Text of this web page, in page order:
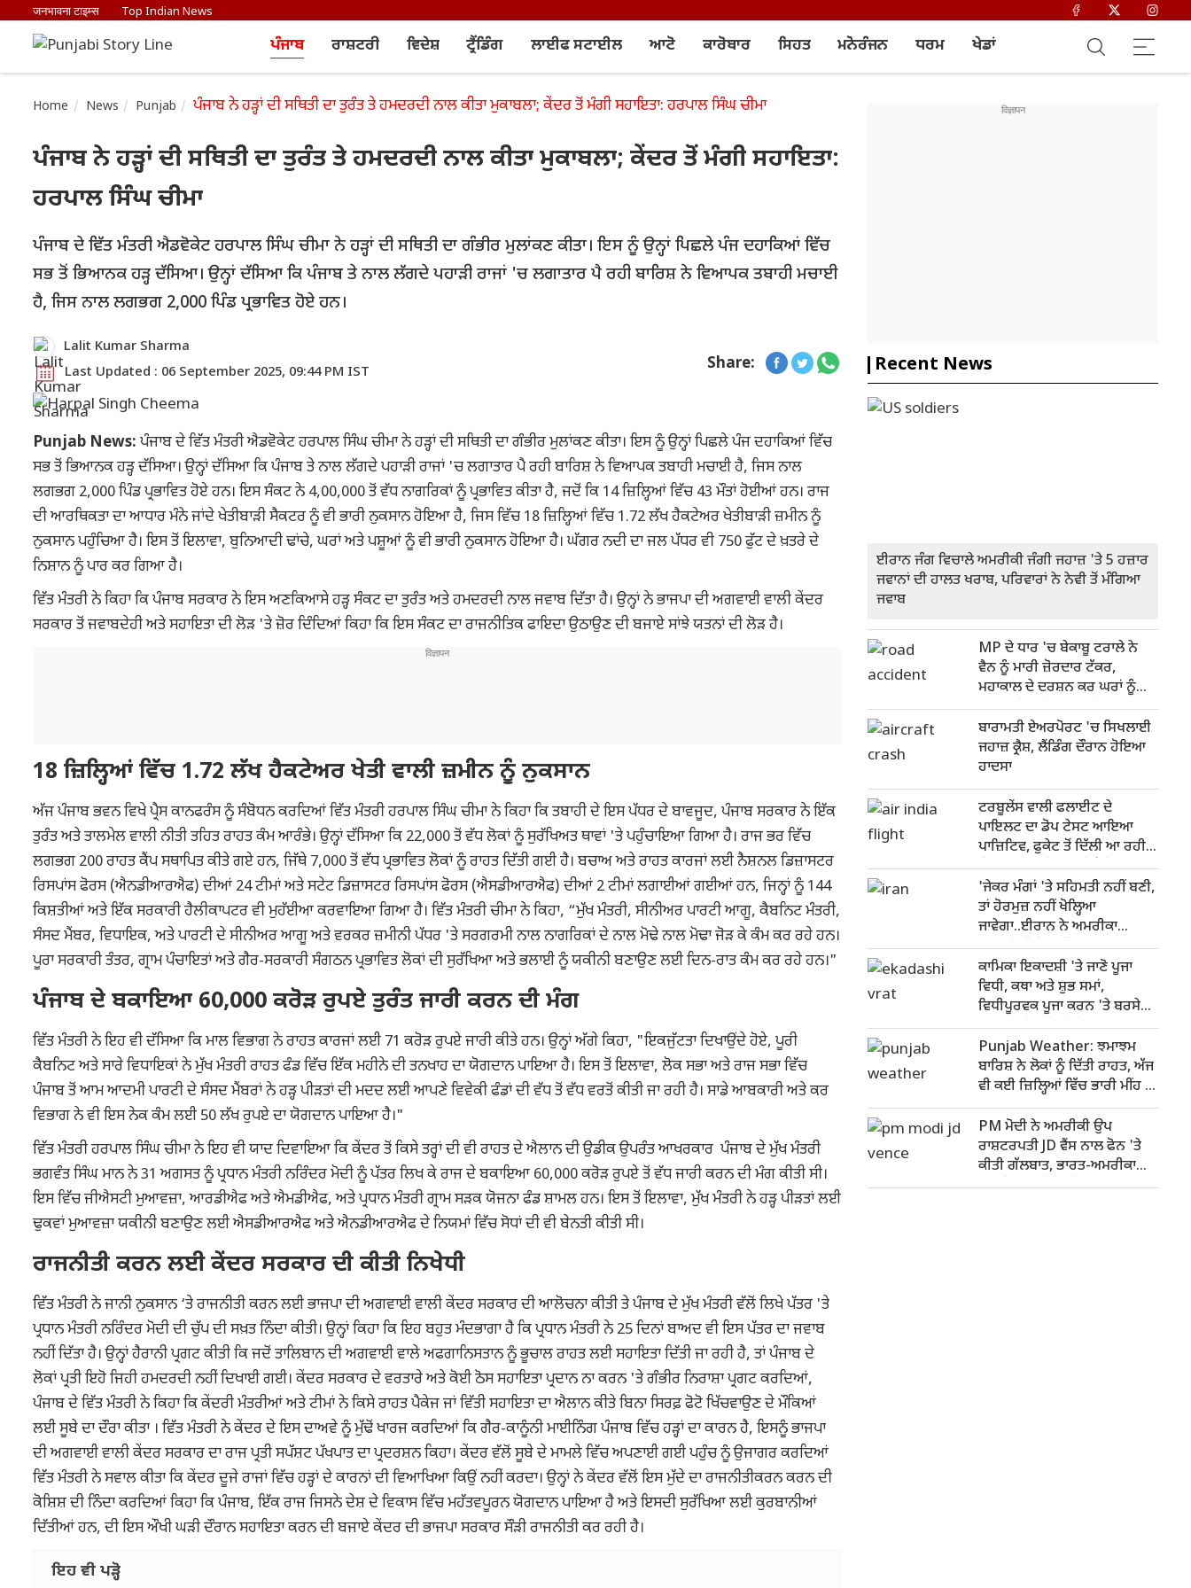
जनभावना टाइम्स Top Indian News
ਪੰਜਾਬ ਰਾਸ਼ਟਰੀ ਵਿਦੇਸ਼ ਟ੍ਰੈਂਡਿੰਗ ਲਾਈਫ ਸਟਾਈਲ ਆਟੋ ਕਾਰੋਬਾਰ ਸਿਹਤ ਮਨੋਰੰਜਨ ਧਰਮ ਖੇਡਾਂ
Home News Punjab ਪੰਜਾਬ ਨੇ ਹੜ੍ਹਾਂ ਦੀ ਸਥਿਤੀ ਦਾ ਤੁਰੰਤ ਤੇ ਹਮਦਰਦੀ ਨਾਲ ਕੀਤਾ ਮੁਕਾਬਲਾ; ਕੇਂਦਰ ਤੋਂ ਮੰਗੀ ਸਹਾਇਤਾ: ਹਰਪਾਲ ਸਿੰਘ ਚੀਮਾ
ਪੰਜਾਬ ਨੇ ਹੜ੍ਹਾਂ ਦੀ ਸਥਿਤੀ ਦਾ ਤੁਰੰਤ ਤੇ ਹਮਦਰਦੀ ਨਾਲ ਕੀਤਾ ਮੁਕਾਬਲਾ; ਕੇਂਦਰ ਤੋਂ ਮੰਗੀ ਸਹਾਇਤਾ:
ਹਰਪਾਲ ਸਿੰਘ ਚੀਮਾ
ਪੰਜਾਬ ਦੇ ਵਿੱਤ ਮੰਤਰੀ ਐਡਵੋਕੇਟ ਹਰਪਾਲ ਸਿੰਘ ਚੀਮਾ ਨੇ ਹੜ੍ਹਾਂ ਦੀ ਸਥਿਤੀ ਦਾ ਗੰਭੀਰ ਮੁਲਾਂਕਣ ਕੀਤਾ। ਇਸ ਨੂੰ ਉਨ੍ਹਾਂ ਪਿਛਲੇ ਪੰਜ ਦਹਾਕਿਆਂ ਵਿੱਚ
ਸਭ ਤੋਂ ਭਿਆਨਕ ਹੜ੍ਹ ਦੱਸਿਆ। ਉਨ੍ਹਾਂ ਦੱਸਿਆ ਕਿ ਪੰਜਾਬ ਤੇ ਨਾਲ ਲੱਗਦੇ ਪਹਾੜੀ ਰਾਜਾਂ 'ਚ ਲਗਾਤਾਰ ਪੈ ਰਹੀ ਬਾਰਿਸ਼ ਨੇ ਵਿਆਪਕ ਤਬਾਹੀ ਮਚਾਈ
ਹੈ, ਜਿਸ ਨਾਲ ਲਗਭਗ 2,000 ਪਿੰਡ ਪ੍ਰਭਾਵਿਤ ਹੋਏ ਹਨ।
Lalit Kumar Sharma
Last Updated : 06 September 2025, 09:44 PM IST
Share:
Punjab News: ਪੰਜਾਬ ਦੇ ਵਿੱਤ ਮੰਤਰੀ ਐਡਵੋਕੇਟ ਹਰਪਾਲ ਸਿੰਘ ਚੀਮਾ ਨੇ ਹੜ੍ਹਾਂ ਦੀ ਸਥਿਤੀ ਦਾ ਗੰਭੀਰ ਮੁਲਾਂਕਣ ਕੀਤਾ। ਇਸ ਨੂੰ ਉਨ੍ਹਾਂ ਪਿਛਲੇ ਪੰਜ ਦਹਾਕਿਆਂ ਵਿੱਚ
ਸਭ ਤੋਂ ਭਿਆਨਕ ਹੜ੍ਹ ਦੱਸਿਆ। ਉਨ੍ਹਾਂ ਦੱਸਿਆ ਕਿ ਪੰਜਾਬ ਤੇ ਨਾਲ ਲੱਗਦੇ ਪਹਾੜੀ ਰਾਜਾਂ 'ਚ ਲਗਾਤਾਰ ਪੈ ਰਹੀ ਬਾਰਿਸ਼ ਨੇ ਵਿਆਪਕ ਤਬਾਹੀ ਮਚਾਈ ਹੈ, ਜਿਸ ਨਾਲ
ਲਗਭਗ 2,000 ਪਿੰਡ ਪ੍ਰਭਾਵਿਤ ਹੋਏ ਹਨ। ਇਸ ਸੰਕਟ ਨੇ 4,00,000 ਤੋਂ ਵੱਧ ਨਾਗਰਿਕਾਂ ਨੂੰ ਪ੍ਰਭਾਵਿਤ ਕੀਤਾ ਹੈ, ਜਦੋਂ ਕਿ 14 ਜ਼ਿਲ੍ਹਿਆਂ ਵਿੱਚ 43 ਮੌਤਾਂ ਹੋਈਆਂ ਹਨ। ਰਾਜ
ਦੀ ਆਰਥਿਕਤਾ ਦਾ ਆਧਾਰ ਮੰਨੇ ਜਾਂਦੇ ਖੇਤੀਬਾੜੀ ਸੈਕਟਰ ਨੂੰ ਵੀ ਭਾਰੀ ਨੁਕਸਾਨ ਹੋਇਆ ਹੈ, ਜਿਸ ਵਿੱਚ 18 ਜ਼ਿਲ੍ਹਿਆਂ ਵਿੱਚ 1.72 ਲੱਖ ਹੈਕਟੇਅਰ ਖੇਤੀਬਾੜੀ ਜ਼ਮੀਨ ਨੂੰ
ਨੁਕਸਾਨ ਪਹੁੰਚਿਆ ਹੈ। ਇਸ ਤੋਂ ਇਲਾਵਾ, ਬੁਨਿਆਦੀ ਢਾਂਚੇ, ਘਰਾਂ ਅਤੇ ਪਸ਼ੂਆਂ ਨੂੰ ਵੀ ਭਾਰੀ ਨੁਕਸਾਨ ਹੋਇਆ ਹੈ। ਘੱਗਰ ਨਦੀ ਦਾ ਜਲ ਪੱਧਰ ਵੀ 750 ਫੁੱਟ ਦੇ ਖ਼ਤਰੇ ਦੇ
ਨਿਸ਼ਾਨ ਨੂੰ ਪਾਰ ਕਰ ਗਿਆ ਹੈ।
ਵਿੱਤ ਮੰਤਰੀ ਨੇ ਕਿਹਾ ਕਿ ਪੰਜਾਬ ਸਰਕਾਰ ਨੇ ਇਸ ਅਣਕਿਆਸੇ ਹੜ੍ਹ ਸੰਕਟ ਦਾ ਤੁਰੰਤ ਅਤੇ ਹਮਦਰਦੀ ਨਾਲ ਜਵਾਬ ਦਿੱਤਾ ਹੈ। ਉਨ੍ਹਾਂ ਨੇ ਭਾਜਪਾ ਦੀ ਅਗਵਾਈ ਵਾਲੀ ਕੇਂਦਰ
ਸਰਕਾਰ ਤੋਂ ਜਵਾਬਦੇਹੀ ਅਤੇ ਸਹਾਇਤਾ ਦੀ ਲੋੜ 'ਤੇ ਜ਼ੋਰ ਦਿੰਦਿਆਂ ਕਿਹਾ ਕਿ ਇਸ ਸੰਕਟ ਦਾ ਰਾਜਨੀਤਿਕ ਫਾਇਦਾ ਉਠਾਉਣ ਦੀ ਬਜਾਏ ਸਾਂਝੇ ਯਤਨਾਂ ਦੀ ਲੋੜ ਹੈ।
18 ਜ਼ਿਲ੍ਹਿਆਂ ਵਿੱਚ 1.72 ਲੱਖ ਹੈਕਟੇਅਰ ਖੇਤੀ ਵਾਲੀ ਜ਼ਮੀਨ ਨੂੰ ਨੁਕਸਾਨ
ਅੱਜ ਪੰਜਾਬ ਭਵਨ ਵਿਖੇ ਪ੍ਰੈਸ ਕਾਨਫਰੰਸ ਨੂੰ ਸੰਬੋਧਨ ਕਰਦਿਆਂ ਵਿੱਤ ਮੰਤਰੀ ਹਰਪਾਲ ਸਿੰਘ ਚੀਮਾ ਨੇ ਕਿਹਾ ਕਿ ਤਬਾਹੀ ਦੇ ਇਸ ਪੱਧਰ ਦੇ ਬਾਵਜੂਦ, ਪੰਜਾਬ ਸਰਕਾਰ ਨੇ ਇੱਕ
ਤੁਰੰਤ ਅਤੇ ਤਾਲਮੇਲ ਵਾਲੀ ਨੀਤੀ ਤਹਿਤ ਰਾਹਤ ਕੰਮ ਆਰੰਭੇ। ਉਨ੍ਹਾਂ ਦੱਸਿਆ ਕਿ 22,000 ਤੋਂ ਵੱਧ ਲੋਕਾਂ ਨੂੰ ਸੁਰੱਖਿਅਤ ਥਾਵਾਂ 'ਤੇ ਪਹੁੰਚਾਇਆ ਗਿਆ ਹੈ। ਰਾਜ ਭਰ ਵਿੱਚ
ਲਗਭਗ 200 ਰਾਹਤ ਕੈਂਪ ਸਥਾਪਿਤ ਕੀਤੇ ਗਏ ਹਨ, ਜਿੱਥੇ 7,000 ਤੋਂ ਵੱਧ ਪ੍ਰਭਾਵਿਤ ਲੋਕਾਂ ਨੂੰ ਰਾਹਤ ਦਿੱਤੀ ਗਈ ਹੈ। ਬਚਾਅ ਅਤੇ ਰਾਹਤ ਕਾਰਜਾਂ ਲਈ ਨੈਸ਼ਨਲ ਡਿਜ਼ਾਸਟਰ
ਰਿਸਪਾਂਸ ਫੋਰਸ (ਐਨਡੀਆਰਐਫ) ਦੀਆਂ 24 ਟੀਮਾਂ ਅਤੇ ਸਟੇਟ ਡਿਜ਼ਾਸਟਰ ਰਿਸਪਾਂਸ ਫੋਰਸ (ਐਸਡੀਆਰਐਫ) ਦੀਆਂ 2 ਟੀਮਾਂ ਲਗਾਈਆਂ ਗਈਆਂ ਹਨ, ਜਿਨ੍ਹਾਂ ਨੂੰ 144
ਕਿਸ਼ਤੀਆਂ ਅਤੇ ਇੱਕ ਸਰਕਾਰੀ ਹੈਲੀਕਾਪਟਰ ਵੀ ਮੁਹੱਈਆ ਕਰਵਾਇਆ ਗਿਆ ਹੈ। ਵਿੱਤ ਮੰਤਰੀ ਚੀਮਾ ਨੇ ਕਿਹਾ, “ਮੁੱਖ ਮੰਤਰੀ, ਸੀਨੀਅਰ ਪਾਰਟੀ ਆਗੂ, ਕੈਬਨਿਟ ਮੰਤਰੀ,
ਸੰਸਦ ਮੈਂਬਰ, ਵਿਧਾਇਕ, ਅਤੇ ਪਾਰਟੀ ਦੇ ਸੀਨੀਅਰ ਆਗੂ ਅਤੇ ਵਰਕਰ ਜ਼ਮੀਨੀ ਪੱਧਰ 'ਤੇ ਸਰਗਰਮੀ ਨਾਲ ਨਾਗਰਿਕਾਂ ਦੇ ਨਾਲ ਮੋਢੇ ਨਾਲ ਮੋਢਾ ਜੋੜ ਕੇ ਕੰਮ ਕਰ ਰਹੇ ਹਨ।
ਪੂਰਾ ਸਰਕਾਰੀ ਤੰਤਰ, ਗ੍ਰਾਮ ਪੰਚਾਇਤਾਂ ਅਤੇ ਗੈਰ-ਸਰਕਾਰੀ ਸੰਗਠਨ ਪ੍ਰਭਾਵਿਤ ਲੋਕਾਂ ਦੀ ਸੁਰੱਖਿਆ ਅਤੇ ਭਲਾਈ ਨੂੰ ਯਕੀਨੀ ਬਣਾਉਣ ਲਈ ਦਿਨ-ਰਾਤ ਕੰਮ ਕਰ ਰਹੇ ਹਨ।"
ਪੰਜਾਬ ਦੇ ਬਕਾਇਆ 60,000 ਕਰੋੜ ਰੁਪਏ ਤੁਰੰਤ ਜਾਰੀ ਕਰਨ ਦੀ ਮੰਗ
ਵਿੱਤ ਮੰਤਰੀ ਨੇ ਇਹ ਵੀ ਦੱਸਿਆ ਕਿ ਮਾਲ ਵਿਭਾਗ ਨੇ ਰਾਹਤ ਕਾਰਜਾਂ ਲਈ 71 ਕਰੋੜ ਰੁਪਏ ਜਾਰੀ ਕੀਤੇ ਹਨ। ਉਨ੍ਹਾਂ ਅੱਗੇ ਕਿਹਾ, "ਇਕਜੁੱਟਤਾ ਦਿਖਾਉਂਦੇ ਹੋਏ, ਪੂਰੀ
ਕੈਬਨਿਟ ਅਤੇ ਸਾਰੇ ਵਿਧਾਇਕਾਂ ਨੇ ਮੁੱਖ ਮੰਤਰੀ ਰਾਹਤ ਫੰਡ ਵਿੱਚ ਇੱਕ ਮਹੀਨੇ ਦੀ ਤਨਖਾਹ ਦਾ ਯੋਗਦਾਨ ਪਾਇਆ ਹੈ। ਇਸ ਤੋਂ ਇਲਾਵਾ, ਲੋਕ ਸਭਾ ਅਤੇ ਰਾਜ ਸਭਾ ਵਿੱਚ
ਪੰਜਾਬ ਤੋਂ ਆਮ ਆਦਮੀ ਪਾਰਟੀ ਦੇ ਸੰਸਦ ਮੈਂਬਰਾਂ ਨੇ ਹੜ੍ਹ ਪੀੜਤਾਂ ਦੀ ਮਦਦ ਲਈ ਆਪਣੇ ਵਿਵੇਕੀ ਫੰਡਾਂ ਦੀ ਵੱਧ ਤੋਂ ਵੱਧ ਵਰਤੋਂ ਕੀਤੀ ਜਾ ਰਹੀ ਹੈ। ਸਾਡੇ ਆਬਕਾਰੀ ਅਤੇ ਕਰ
ਵਿਭਾਗ ਨੇ ਵੀ ਇਸ ਨੇਕ ਕੰਮ ਲਈ 50 ਲੱਖ ਰੁਪਏ ਦਾ ਯੋਗਦਾਨ ਪਾਇਆ ਹੈ।"
ਵਿੱਤ ਮੰਤਰੀ ਹਰਪਾਲ ਸਿੰਘ ਚੀਮਾ ਨੇ ਇਹ ਵੀ ਯਾਦ ਦਿਵਾਇਆ ਕਿ ਕੇਂਦਰ ਤੋਂ ਕਿਸੇ ਤਰ੍ਹਾਂ ਦੀ ਵੀ ਰਾਹਤ ਦੇ ਐਲਾਨ ਦੀ ਉਡੀਕ ਉਪਰੰਤ ਆਖਰਕਾਰ ਪੰਜਾਬ ਦੇ ਮੁੱਖ ਮੰਤਰੀ
ਭਗਵੰਤ ਸਿੰਘ ਮਾਨ ਨੇ 31 ਅਗਸਤ ਨੂੰ ਪ੍ਰਧਾਨ ਮੰਤਰੀ ਨਰਿੰਦਰ ਮੋਦੀ ਨੂੰ ਪੱਤਰ ਲਿਖ ਕੇ ਰਾਜ ਦੇ ਬਕਾਇਆ 60,000 ਕਰੋੜ ਰੁਪਏ ਤੋਂ ਵੱਧ ਜਾਰੀ ਕਰਨ ਦੀ ਮੰਗ ਕੀਤੀ ਸੀ।
ਇਸ ਵਿੱਚ ਜੀਐਸਟੀ ਮੁਆਵਜ਼ਾ, ਆਰਡੀਐਫ ਅਤੇ ਐਮਡੀਐਫ, ਅਤੇ ਪ੍ਰਧਾਨ ਮੰਤਰੀ ਗ੍ਰਾਮ ਸੜਕ ਯੋਜਨਾ ਫੰਡ ਸ਼ਾਮਲ ਹਨ। ਇਸ ਤੋਂ ਇਲਾਵਾ, ਮੁੱਖ ਮੰਤਰੀ ਨੇ ਹੜ੍ਹ ਪੀੜਤਾਂ ਲਈ
ਢੁਕਵਾਂ ਮੁਆਵਜ਼ਾ ਯਕੀਨੀ ਬਣਾਉਣ ਲਈ ਐਸਡੀਆਰਐਫ ਅਤੇ ਐਨਡੀਆਰਐਫ ਦੇ ਨਿਯਮਾਂ ਵਿੱਚ ਸੋਧਾਂ ਦੀ ਵੀ ਬੇਨਤੀ ਕੀਤੀ ਸੀ।
ਰਾਜਨੀਤੀ ਕਰਨ ਲਈ ਕੇਂਦਰ ਸਰਕਾਰ ਦੀ ਕੀਤੀ ਨਿਖੇਧੀ
ਵਿੱਤ ਮੰਤਰੀ ਨੇ ਜਾਨੀ ਨੁਕਸਾਨ ‘ਤੇ ਰਾਜਨੀਤੀ ਕਰਨ ਲਈ ਭਾਜਪਾ ਦੀ ਅਗਵਾਈ ਵਾਲੀ ਕੇਂਦਰ ਸਰਕਾਰ ਦੀ ਆਲੋਚਨਾ ਕੀਤੀ ਤੇ ਪੰਜਾਬ ਦੇ ਮੁੱਖ ਮੰਤਰੀ ਵੱਲੋਂ ਲਿਖੇ ਪੱਤਰ 'ਤੇ
ਪ੍ਰਧਾਨ ਮੰਤਰੀ ਨਰਿੰਦਰ ਮੋਦੀ ਦੀ ਚੁੱਪ ਦੀ ਸਖ਼ਤ ਨਿੰਦਾ ਕੀਤੀ। ਉਨ੍ਹਾਂ ਕਿਹਾ ਕਿ ਇਹ ਬਹੁਤ ਮੰਦਭਾਗਾ ਹੈ ਕਿ ਪ੍ਰਧਾਨ ਮੰਤਰੀ ਨੇ 25 ਦਿਨਾਂ ਬਾਅਦ ਵੀ ਇਸ ਪੱਤਰ ਦਾ ਜਵਾਬ
ਨਹੀਂ ਦਿੱਤਾ ਹੈ। ਉਨ੍ਹਾਂ ਹੈਰਾਨੀ ਪ੍ਰਗਟ ਕੀਤੀ ਕਿ ਜਦੋਂ ਤਾਲਿਬਾਨ ਦੀ ਅਗਵਾਈ ਵਾਲੇ ਅਫਗਾਨਿਸਤਾਨ ਨੂੰ ਭੂਚਾਲ ਰਾਹਤ ਲਈ ਸਹਾਇਤਾ ਦਿੱਤੀ ਜਾ ਰਹੀ ਹੈ, ਤਾਂ ਪੰਜਾਬ ਦੇ
ਲੋਕਾਂ ਪ੍ਰਤੀ ਇਹੋ ਜਿਹੀ ਹਮਦਰਦੀ ਨਹੀਂ ਦਿਖਾਈ ਗਈ। ਕੇਂਦਰ ਸਰਕਾਰ ਦੇ ਵਰਤਾਰੇ ਅਤੇ ਕੋਈ ਠੋਸ ਸਹਾਇਤਾ ਪ੍ਰਦਾਨ ਨਾ ਕਰਨ 'ਤੇ ਗੰਭੀਰ ਨਿਰਾਸ਼ਾ ਪ੍ਰਗਟ ਕਰਦਿਆਂ,
ਪੰਜਾਬ ਦੇ ਵਿੱਤ ਮੰਤਰੀ ਨੇ ਕਿਹਾ ਕਿ ਕੇਂਦਰੀ ਮੰਤਰੀਆਂ ਅਤੇ ਟੀਮਾਂ ਨੇ ਕਿਸੇ ਰਾਹਤ ਪੈਕੇਜ ਜਾਂ ਵਿੱਤੀ ਸਹਾਇਤਾ ਦਾ ਐਲਾਨ ਕੀਤੇ ਬਿਨਾ ਸਿਰਫ਼ ਫੋਟੋ ਖਿੱਚਵਾਉਣ ਦੇ ਮੌਕਿਆਂ
ਲਈ ਸੂਬੇ ਦਾ ਦੌਰਾ ਕੀਤਾ । ਵਿੱਤ ਮੰਤਰੀ ਨੇ ਕੇਂਦਰ ਦੇ ਇਸ ਦਾਅਵੇ ਨੂੰ ਮੁੱਢੋਂ ਖਾਰਜ ਕਰਦਿਆਂ ਕਿ ਗੈਰ-ਕਾਨੂੰਨੀ ਮਾਈਨਿੰਗ ਪੰਜਾਬ ਵਿੱਚ ਹੜ੍ਹਾਂ ਦਾ ਕਾਰਨ ਹੈ, ਇਸਨੂੰ ਭਾਜਪਾ
ਦੀ ਅਗਵਾਈ ਵਾਲੀ ਕੇਂਦਰ ਸਰਕਾਰ ਦਾ ਰਾਜ ਪ੍ਰਤੀ ਸਪੱਸ਼ਟ ਪੱਖਪਾਤ ਦਾ ਪ੍ਰਦਰਸ਼ਨ ਕਿਹਾ। ਕੇਂਦਰ ਵੱਲੋਂ ਸੂਬੇ ਦੇ ਮਾਮਲੇ ਵਿੱਚ ਅਪਣਾਈ ਗਈ ਪਹੁੰਚ ਨੂੰ ਉਜਾਗਰ ਕਰਦਿਆਂ
ਵਿੱਤ ਮੰਤਰੀ ਨੇ ਸਵਾਲ ਕੀਤਾ ਕਿ ਕੇਂਦਰ ਦੂਜੇ ਰਾਜਾਂ ਵਿੱਚ ਹੜ੍ਹਾਂ ਦੇ ਕਾਰਨਾਂ ਦੀ ਵਿਆਖਿਆ ਕਿਉਂ ਨਹੀਂ ਕਰਦਾ। ਉਨ੍ਹਾਂ ਨੇ ਕੇਂਦਰ ਵੱਲੋਂ ਇਸ ਮੁੱਦੇ ਦਾ ਰਾਜਨੀਤੀਕਰਨ ਕਰਨ ਦੀ
ਕੋਸ਼ਿਸ਼ ਦੀ ਨਿੰਦਾ ਕਰਦਿਆਂ ਕਿਹਾ ਕਿ ਪੰਜਾਬ, ਇੱਕ ਰਾਜ ਜਿਸਨੇ ਦੇਸ਼ ਦੇ ਵਿਕਾਸ ਵਿੱਚ ਮਹੱਤਵਪੂਰਨ ਯੋਗਦਾਨ ਪਾਇਆ ਹੈ ਅਤੇ ਇਸਦੀ ਸੁਰੱਖਿਆ ਲਈ ਕੁਰਬਾਨੀਆਂ
ਦਿੱਤੀਆਂ ਹਨ, ਦੀ ਇਸ ਔਖੀ ਘੜੀ ਦੌਰਾਨ ਸਹਾਇਤਾ ਕਰਨ ਦੀ ਬਜਾਏ ਕੇਂਦਰ ਦੀ ਭਾਜਪਾ ਸਰਕਾਰ ਸੌੜੀ ਰਾਜਨੀਤੀ ਕਰ ਰਹੀ ਹੈ।
ਇਹ ਵੀ ਪੜ੍ਹੋ
Recent News
ਈਰਾਨ ਜੰਗ ਵਿਚਾਲੇ ਅਮਰੀਕੀ ਜੰਗੀ ਜਹਾਜ਼ 'ਤੇ 5 ਹਜ਼ਾਰ
ਜਵਾਨਾਂ ਦੀ ਹਾਲਤ ਖਰਾਬ, ਪਰਿਵਾਰਾਂ ਨੇ ਨੇਵੀ ਤੋਂ ਮੰਗਿਆ
ਜਵਾਬ
MP ਦੇ ਧਾਰ 'ਚ ਬੇਕਾਬੂ ਟਰਾਲੇ ਨੇ
ਵੈਨ ਨੂੰ ਮਾਰੀ ਜ਼ੋਰਦਾਰ ਟੱਕਰ,
ਮਹਾਕਾਲ ਦੇ ਦਰਸ਼ਨ ਕਰ ਘਰਾਂ ਨੂੰ
ਪਰਤ ਰਹੇ 6 ਨੌਜਵਾਨਾਂ ਦੀ ਦਰਦਨਾਕ
ਮੌਤ
ਬਾਰਾਮਤੀ ਏਅਰਪੋਰਟ 'ਚ ਸਿਖਲਾਈ
ਜਹਾਜ਼ ਕ੍ਰੈਸ਼, ਲੈਂਡਿੰਗ ਦੌਰਾਨ ਹੋਇਆ
ਹਾਦਸਾ
ਟਰਬੂਲੇਂਸ ਵਾਲੀ ਫਲਾਈਟ ਦੇ
ਪਾਇਲਟ ਦਾ ਡੋਪ ਟੇਸਟ ਆਇਆ
ਪਾਜ਼ਿਟਿਵ, ਫੁਕੇਟ ਤੋਂ ਦਿੱਲੀ ਆ ਰਹੀ
ਉਡਾਣ 'ਚ ਕਈ ਯਾਤਰੀ ਹੋਏ ਸਨ
ਜਖ਼ਮੀ
'ਜੇਕਰ ਮੰਗਾਂ 'ਤੇ ਸਹਿਮਤੀ ਨਹੀਂ ਬਣੀ,
ਤਾਂ ਹੋਰਮੁਜ਼ ਨਹੀਂ ਖੋਲ੍ਹਿਆ
ਜਾਵੇਗਾ..ਈਰਾਨ ਨੇ ਅਮਰੀਕਾ
ਸਾਹਮਣੇ ਰੱਖੀਆਂ ਵੱਡੀਆਂ ਸ਼ਰਤਾਂ
ਕਾਮਿਕਾ ਇਕਾਦਸ਼ੀ 'ਤੇ ਜਾਣੋ ਪੂਜਾ
ਵਿਧੀ, ਕਥਾ ਅਤੇ ਸ਼ੁਭ ਸਮਾਂ,
ਵਿਧੀਪੂਰਵਕ ਪੂਜਾ ਕਰਨ 'ਤੇ ਬਰਸੇਗੀ
ਭਗਵਾਨ ਵਿਸ਼ਨੂੰ ਦੀ ਕਿਰਪਾ
Punjab Weather: ਝਮਾਝਮ
ਬਾਰਿਸ਼ ਨੇ ਲੋਕਾਂ ਨੂੰ ਦਿੱਤੀ ਰਾਹਤ, ਅੱਜ
ਵੀ ਕਈ ਜ਼ਿਲ੍ਹਿਆਂ ਵਿੱਚ ਭਾਰੀ ਮੀਂਹ ਦਾ
ਅਲਰਟ
PM ਮੋਦੀ ਨੇ ਅਮਰੀਕੀ ਉਪ
ਰਾਸ਼ਟਰਪਤੀ JD ਵੈਂਸ ਨਾਲ ਫੋਨ 'ਤੇ
ਕੀਤੀ ਗੱਲਬਾਤ, ਭਾਰਤ-ਅਮਰੀਕਾ
ਰਣਨੀਤਕ ਸਾਂਝੇਦਾਰੀ ਮਜ਼ਬੂਤ ਕਰਨ